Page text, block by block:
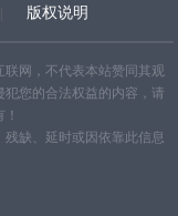
版权说明
网，不代表本站赞同其观
您的合法权益的内容，请
缺、延时或因依靠此信息